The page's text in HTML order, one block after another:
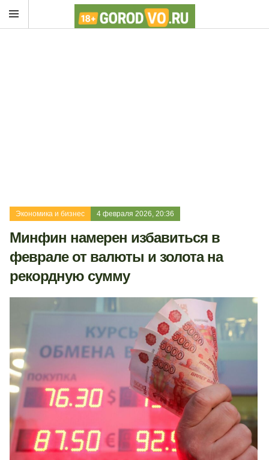
Экономика и бизнес 4 февраля 2026, 20:36
Минфин намерен избавиться в
феврале от валюты и золота на
рекордную сумму